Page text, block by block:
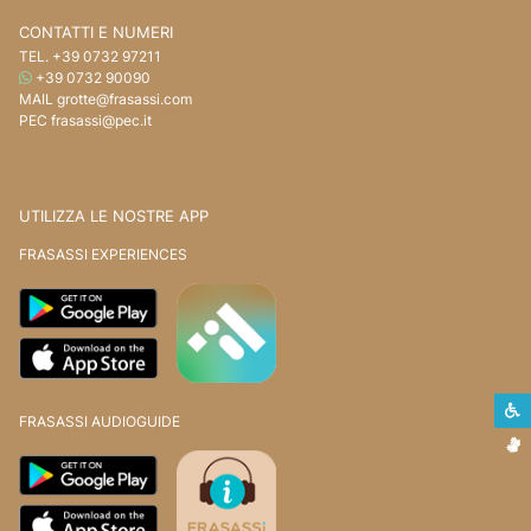
CONTATTI E NUMERI
TEL. +39 0732 97211
WHATSAPP
+39 0732 90090
MAIL grotte@frasassi.com
PEC frasassi@pec.it
UTILIZZA LE NOSTRE APP
FRASASSI EXPERIENCES
FRASASSI AUDIOGUIDE